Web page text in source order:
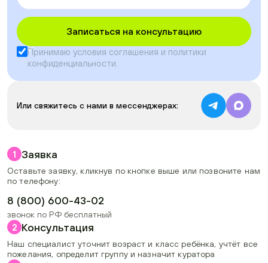
Записаться на консультацию
Принимаю условия соглашения и политики
конфиденциальности.
Или свяжитесь с нами в мессенджерах:
1 Заявка
Оставьте заявку, кликнув по кнопке выше или позвоните нам
по телефону:
8 (800) 600-43-02
звонок по РФ бесплатный
2 Консультация
Наш специалист уточнит возраст и класс ребёнка, учтёт все
пожелания, определит группу и назначит куратора